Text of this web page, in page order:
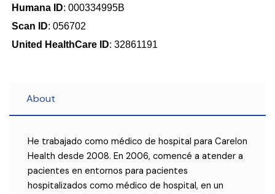
Humana ID: 000334995B
Scan ID: 056702
United HealthCare ID: 32861191
About
He trabajado como médico de hospital para Carelon
Health desde 2008. En 2006, comencé a atender a
pacientes en entornos para pacientes
hospitalizados como médico de hospital, en un